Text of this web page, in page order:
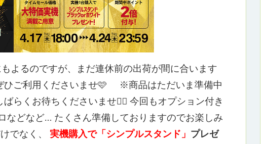
よるのですが、まだ連休前の出荷が間に合います
ご利用くださいませ🩷
※商品はただいま準備中
らくお待ちくださいませ🙇‍♀️ 今回もオプション付き
などなど... たくさん準備しておりますのでお楽しみ
でなく、 実機購入で「シンプルスタンド」 プレゼ